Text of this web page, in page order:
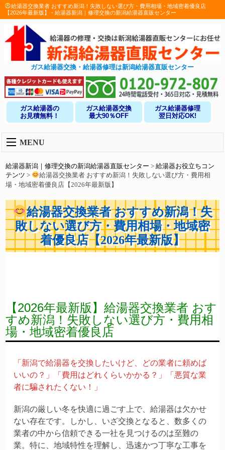
給湯器交換業者 おすすめ新潟！失敗しない選び方・費用相場・地域密着優良店
【2026年最新版】 - 給湯器新潟｜修理交換の新潟給湯器直販センター
ガス給湯器交換・給湯器修理は新潟給湯器直販センター
ガス給湯器の
お見積無料！
ガス給湯器交換
最大90％OFF
ガス給湯器修理
翌日対応OK!
MENU
給湯器新潟｜修理交換の新潟給湯器直販センター >給湯器お役立ちコン
テンツ >
給湯器交換業者 おすすめ新潟！失敗しない選び方・費用相
場・地域密着優良店【2026年最新版】
給湯器交換業者 おすすめ新潟！失
敗しない選び方・費用相場・地域密
着優良店【2026年最新版】
【2026年最新版】給湯器交換業者 おす
すめ新潟！失敗しない選び方・費用相
場・地域密着優良店
「新潟で給湯器を交換したいけど、どの業者に頼めば
いいの？」「費用はどれくらいかかる？」「悪質な業
者に騙されたくない！」
新潟の厳しい冬を快適に過ごす上で、給湯器は欠かせ
ない存在です。しかし、いざ交換となると、数多くの
業者の中から信頼できる一社を見つけるのは至難の
業。特に、地域特性を理解し、迅速かつ丁寧な工事を